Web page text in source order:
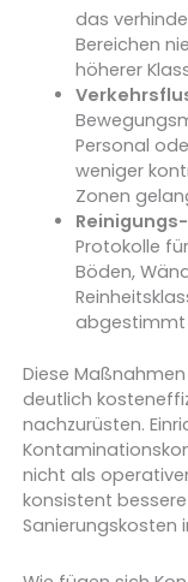
das
Bereichen
höherer
Personal
weniger
Zonen
Protokolle
Böden,
abgestimmt
Diese
deutlich
nachzurüsten.
nicht als
konsistent
Sanierungskosten